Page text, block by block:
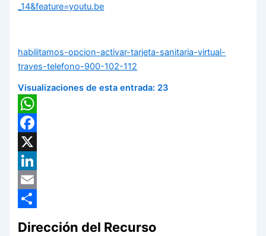
_14&feature=youtu.be
habilitamos-opcion-activar-tarjeta-sanitaria-virtual-
traves-telefono-900-102-112
Visualizaciones de esta entrada: 23
WhatsApp
Facebook
X
LinkedIn
Email
Dirección del Recurso